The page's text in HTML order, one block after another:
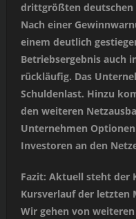
drittgrößten deutschen
Nach einer
einem deutlich
Betriebsergebnis auch
rückläufig. Das
Schuldenlast. Hinzu
den weiteren
Unternehmen
Investoren an den
Fazit: Aktuell steht der
Kursverlauf der letzten
Wir gehen von